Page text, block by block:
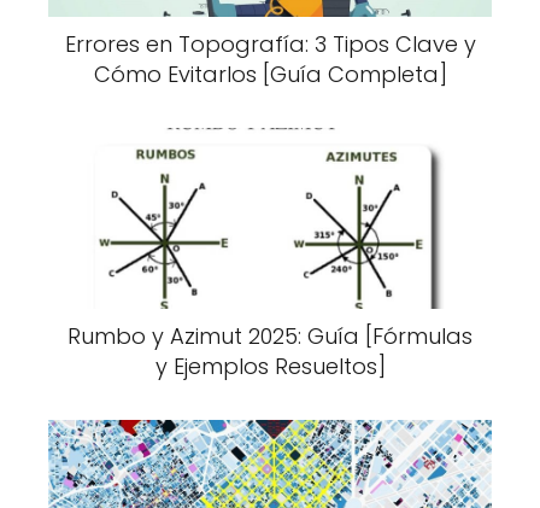
Errores en Topografía: 3 Tipos Clave y
Cómo Evitarlos [Guía Completa]
Rumbo y Azimut 2025: Guía [Fórmulas
y Ejemplos Resueltos]